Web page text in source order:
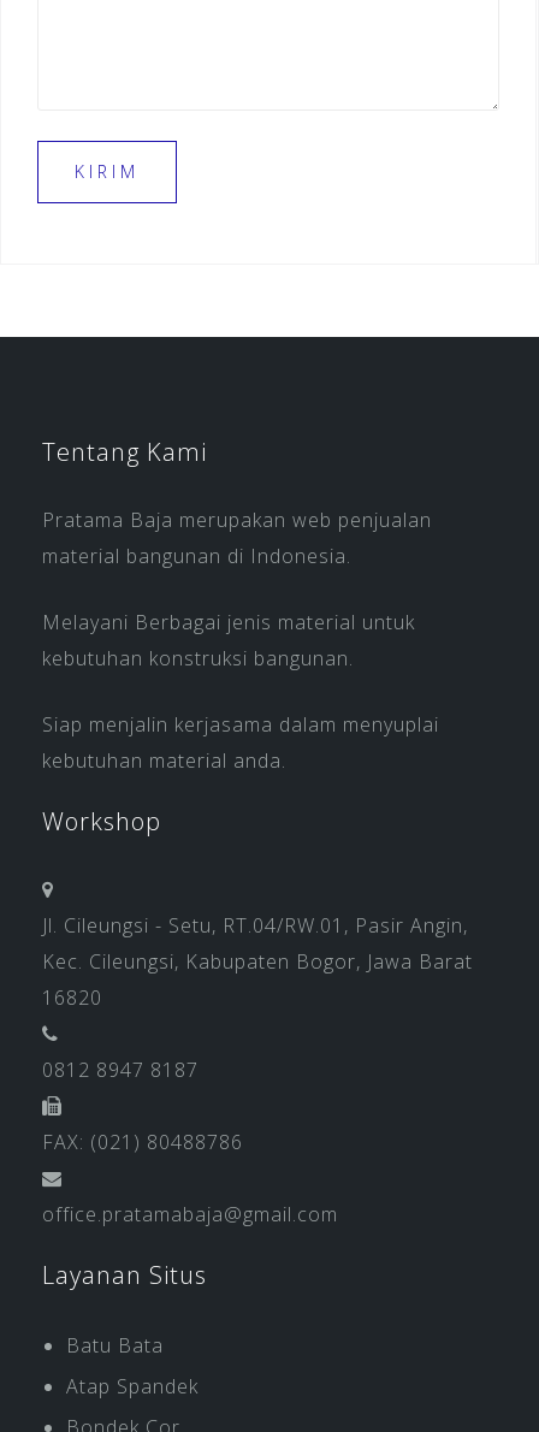
Tentang Kami
Pratama Baja merupakan web penjualan
material bangunan di Indonesia.
Melayani Berbagai jenis material untuk
kebutuhan konstruksi bangunan.
Siap menjalin kerjasama dalam menyuplai
kebutuhan material anda.
Workshop
Jl. Cileungsi - Setu, RT.04/RW.01, Pasir Angin,
Kec. Cileungsi, Kabupaten Bogor, Jawa Barat
16820
0812 8947 8187
FAX: (021) 80488786
office.pratamabaja@gmail.com
Layanan Situs
Batu Bata
Atap Spandek